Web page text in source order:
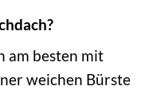
am besten mit
weichen Bürste